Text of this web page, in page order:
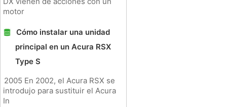
motor
Cómo instalar una unidad
principal en un Acura RSX
Type S
2005 En 2002, el Acura RSX se
introdujo para sustituir el Acura
In